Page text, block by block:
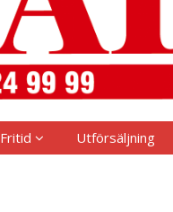
Fritid Utförsäljning